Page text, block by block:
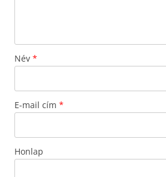
Név *
E-mail cím *
Honlap